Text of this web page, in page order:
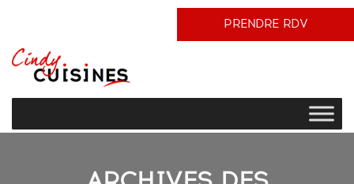
PRENDRE RDV